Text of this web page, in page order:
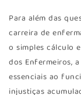
Para além das
carreira de
o simples cálculo
dos Enfermeiros,
essenciais ao
injustiças